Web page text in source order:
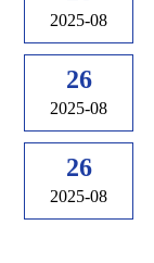
2025-08
26
2025-08
26
2025-08